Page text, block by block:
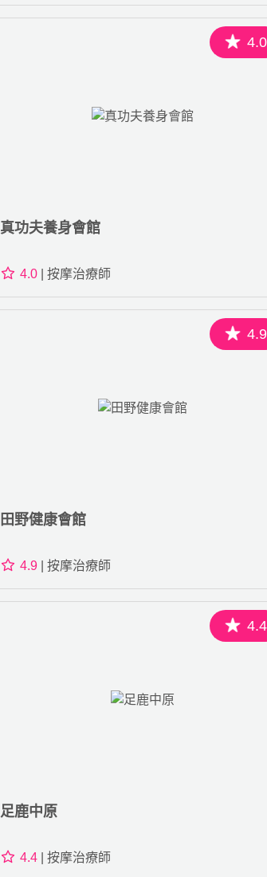
4.0
真功夫養身會館
4.0 | 按摩治療師
4.9
田野健康會館
4.9 | 按摩治療師
4.4
足鹿中原
4.4 | 按摩治療師